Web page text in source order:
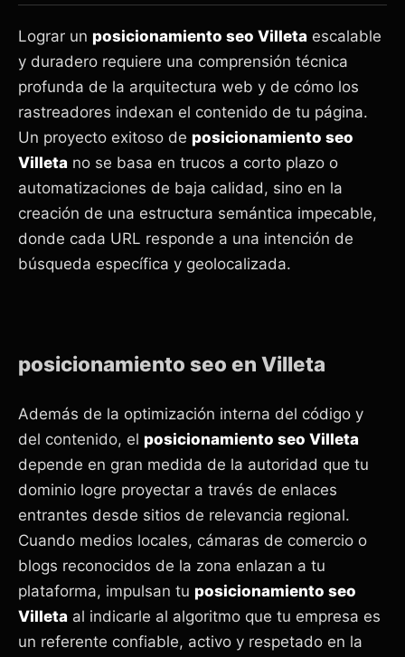
Lograr un posicionamiento seo Villeta escalable
y duradero requiere una comprensión técnica
profunda de la arquitectura web y de cómo los
rastreadores indexan el contenido de tu página.
Un proyecto exitoso de posicionamiento seo
Villeta no se basa en trucos a corto plazo o
automatizaciones de baja calidad, sino en la
creación de una estructura semántica impecable,
donde cada URL responde a una intención de
búsqueda específica y geolocalizada.
posicionamiento seo en Villeta
Además de la optimización interna del código y
del contenido, el posicionamiento seo Villeta
depende en gran medida de la autoridad que tu
dominio logre proyectar a través de enlaces
entrantes desde sitios de relevancia regional.
Cuando medios locales, cámaras de comercio o
blogs reconocidos de la zona enlazan a tu
plataforma, impulsan tu posicionamiento seo
Villeta al indicarle al algoritmo que tu empresa es
un referente confiable, activo y respetado en la